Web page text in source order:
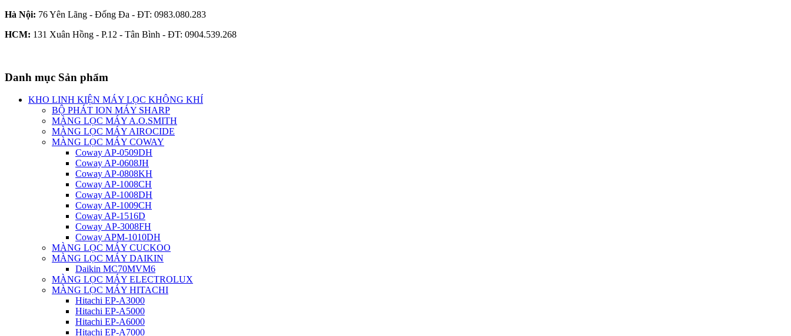
Hà Nội: 76 Yên Lãng - Đống Đa - ĐT: 0983.080.283
HCM: 131 Xuân Hồng - P.12 - Tân Bình - ĐT: 0904.539.268
Danh mục Sản phẩm
KHO LINH KIỆN MÁY LỌC KHÔNG KHÍ
BỘ PHÁT ION MÁY SHARP
MÀNG LỌC MÁY A.O.SMITH
MÀNG LỌC MÁY AIROCIDE
MÀNG LỌC MÁY COWAY
Coway AP-0509DH
Coway AP-0608JH
Coway AP-0808KH
Coway AP-1008CH
Coway AP-1008DH
Coway AP-1009CH
Coway AP-1516D
Coway AP-3008FH
Coway APM-1010DH
MÀNG LỌC MÁY CUCKOO
MÀNG LỌC MÁY DAIKIN
Daikin MC70MVM6
MÀNG LỌC MÁY ELECTROLUX
MÀNG LỌC MÁY HITACHI
Hitachi EP-A3000
Hitachi EP-A5000
Hitachi EP-A6000
Hitachi EP-A7000